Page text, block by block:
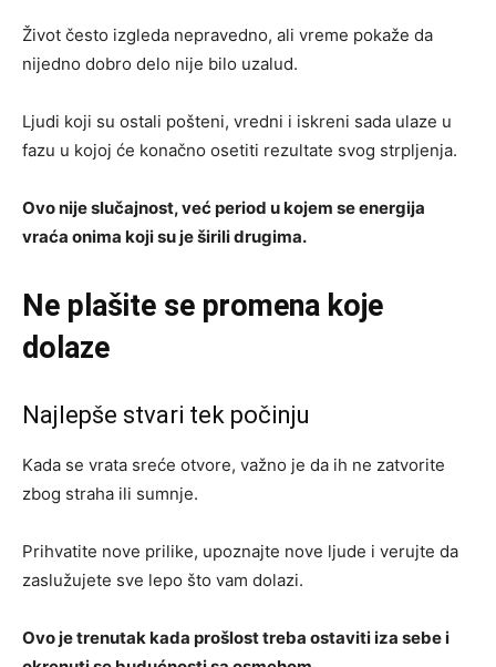
Život često izgleda nepravedno, ali vreme pokaže da
nijedno dobro delo nije bilo uzalud.
Ljudi koji su ostali pošteni, vredni i iskreni sada ulaze u
fazu u kojoj će konačno osetiti rezultate svog strpljenja.
Ovo nije slučajnost, već period u kojem se energija
vraća onima koji su je širili drugima.
Ne plašite se promena koje
dolaze
Najlepše stvari tek počinju
Kada se vrata sreće otvore, važno je da ih ne zatvorite
zbog straha ili sumnje.
Prihvatite nove prilike, upoznajte nove ljude i verujte da
zaslužujete sve lepo što vam dolazi.
Ovo je trenutak kada prošlost treba ostaviti iza sebe i